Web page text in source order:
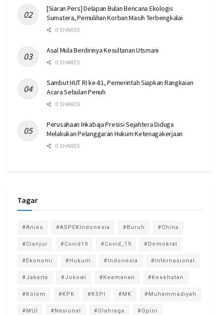
[Siaran Pers] Delapan Bulan Bencana Ekologis
Sumatera, Pemulihan Korban Masih Terbengkalai
0 SHARES
Asal Mula Berdirinya Kesultanan Utsmani
0 SHARES
Sambut HUT RI ke-81, Pemerintah Siapkan Rangkaian
Acara Sebulan Penuh
0 SHARES
Perusahaan Inkabaja Presisi Sejahtera Diduga
Melakukan Pelanggaran Hukum Ketenagakerjaan
0 SHARES
Tagar
#Anies #ASPEKIndonesia #Buruh #China
#Cianjur #Covid19 #Covid_19 #Demokrat
#Ekonomi #Hukum #Indonesia #Internasional
#Jakarta #Jokowi #Keamanan #Kesehatan
#Kolom #KPK #KSPI #MK #Muhammadiyah
#MUI #Nasional #Olahraga #Opini